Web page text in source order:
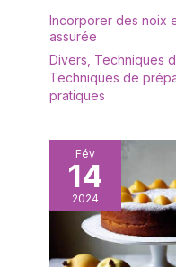
Incorporer des noix
assurée
Divers Techniques
Techniques de
pratiques
Fév
14
2024